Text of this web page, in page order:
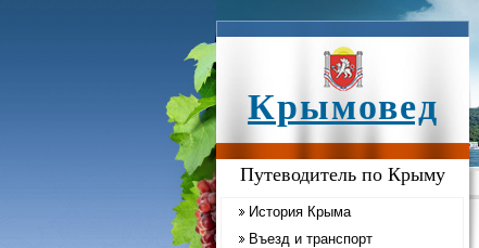
Крымовед
Путеводитель по Крыму
История Крыма
Въезд и транспорт